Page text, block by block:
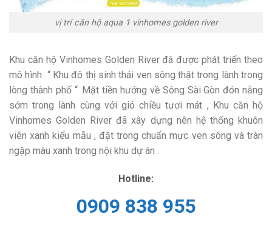
vị trí căn hộ aqua 1 vinhomes golden river
Khu căn hộ Vinhomes Golden River đã được phát triển theo
mô hình “ Khu đô thị sinh thái ven sông thật trong lành trong
lòng thành phố “ .Mặt tiền hướng về Sông Sài Gòn đón nắng
sớm trong lành cùng với gió chiều tươi mát , Khu căn hộ
Vinhomes Golden River đã xây dựng nên hệ thống khuôn
viên xanh kiểu mẫu , đặt trong chuẩn mực ven sông và tràn
ngập màu xanh trong nội khu dự án .
Hotline:
0909 838 955